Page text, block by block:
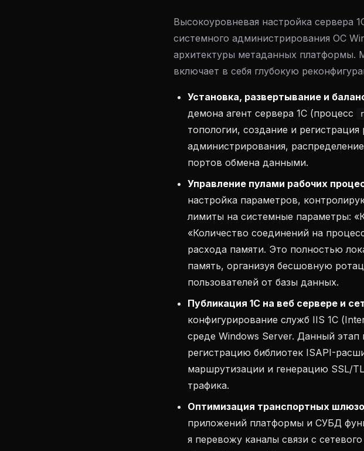
Высокоуровневая настройка сервера
системного администрирования ОС
архитектуры метаданных платформы.
включает в себя глубокую
Установка, развертывание и
демона агент сервера 1С (процесс
топологии, создание и
администрирования,
портов обмена данными.
Управление пулами рабочих
настройка параметров,
лимиты на системные параметры:
«Количество соединений на
расхода памяти. Это полностью
память, организуя бесшовную
пользователей от базы данных.
Публикация 1С на веб сервере и
конфигурирование служб IIS 1С
среде Windows Server. Данный этап
регистрацию библиотек ISAPI-
маршрутизации и генерацию SSL/
трафика.
Оптимизация транспортных
приложений платформы и СУБД
я перевожу каналы связи с